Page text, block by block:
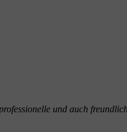
und auch